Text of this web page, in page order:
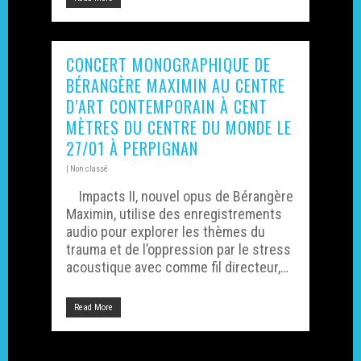
CONCERT MONOGRAPHIQUE DE
BÉRANGÈRE MAXIMIN AU CENTRE
D’ART CONTEMPORAIN À CENT
MÈTRES DU CENTRE DU MONDE LE
27/01 À PERPIGNAN
Non classé
Impacts II, nouvel opus de Bérangère
Maximin, utilise des enregistrements
audio pour explorer les thèmes du
trauma et de l’oppression par le stress
acoustique avec comme fil directeur,…
Read More
adhérent·es
International
Écologie